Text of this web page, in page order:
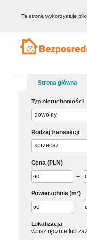
Ta strona wykorzystuje
Strona główna
Typ nieruchomości
dowolny
Rodzaj transakcji
sprzedaż
Cena (PLN)
–
Powierzchnia (m²)
–
Lokalizacja
wpisz ręcznie lub